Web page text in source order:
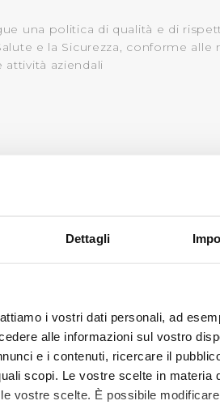
Dettagli
i vostri dati personali, ad
alle informazioni sul vostro
e i contenuti, ricercare il
scopi. Le vostre scelte in materia
vostre scelte. È possibile
una politica di qualità e di
e la Sicurezza, conforme alle
attività aziendali
AMBIENTALE UNI EN